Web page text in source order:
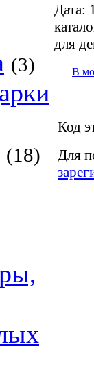
(3)
(18)
Дата:
для
В
Код
Для